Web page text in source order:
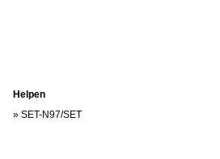
Helpen
» SET-N97/SET